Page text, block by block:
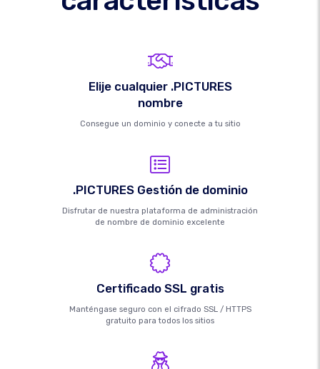
Elije cualquier .PICTURES
nombre
Consegue un dominio y conecte a tu sitio
.PICTURES Gestión de dominio
Disfrutar de nuestra plataforma de administración
de nombre de dominio excelente
Certificado SSL gratis
Manténgase seguro con el cifrado SSL / HTTPS
gratuito para todos los sitios